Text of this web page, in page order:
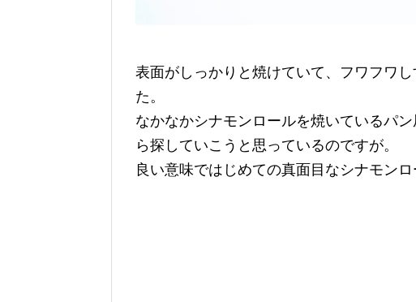
表面がしっかりと焼けていて、フワフワ
た。
なかなかシナモンロールを焼いているパ
ら探していこうと思っているのですが。
良い意味ではじめての真面目なシナモン